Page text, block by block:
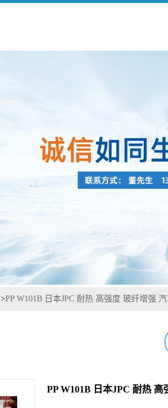
>PP W101B 日本JPC 耐热 高强度 玻纤增强
PP W101B 日本JPC 耐热